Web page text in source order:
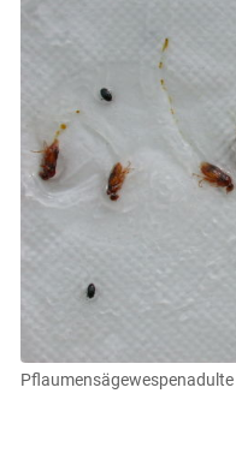
Pflaumensägewespenadulte